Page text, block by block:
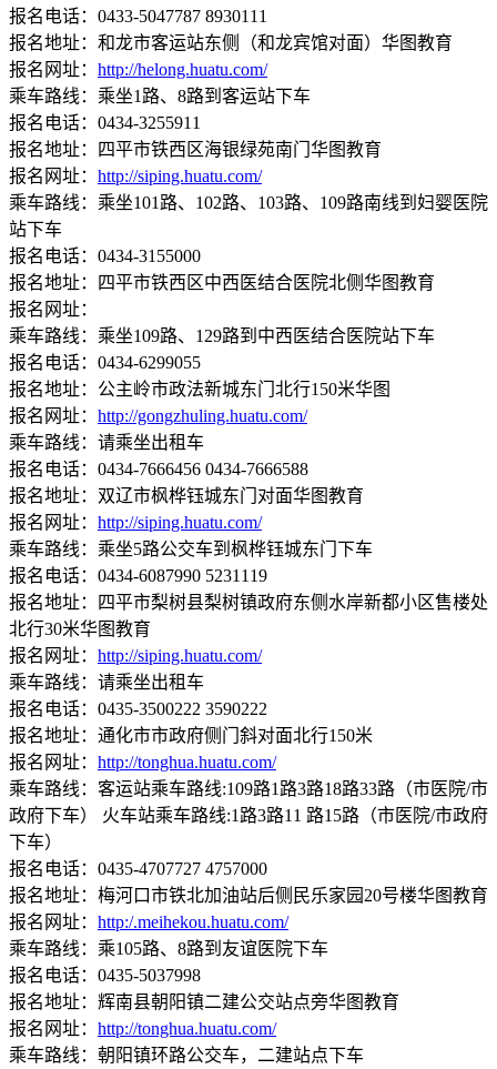
报名电话：0433-5047787 8930111
报名地址：和龙市客运站东侧（和龙宾馆对面）华图教育
报名网址： http://helong.huatu.com/
乘车路线：乘坐1路、8路到客运站下车
报名电话：0434-3255911
报名地址：四平市铁西区海银绿苑南门华图教育
报名网址： http://siping.huatu.com/
乘车路线：乘坐101路、102路、103路、109路南线到妇婴医院
站下车
报名电话：0434-3155000
报名地址：四平市铁西区中西医结合医院北侧华图教育
报名网址：
乘车路线：乘坐109路、129路到中西医结合医院站下车
报名电话：0434-6299055
报名地址：公主岭市政法新城东门北行150米华图
报名网址： http://gongzhuling.huatu.com/
乘车路线：请乘坐出租车
报名电话：0434-7666456 0434-7666588
报名地址：双辽市枫桦钰城东门对面华图教育
报名网址： http://siping.huatu.com/
乘车路线：乘坐5路公交车到枫桦钰城东门下车
报名电话：0434-6087990 5231119
报名地址：四平市梨树县梨树镇政府东侧水岸新都小区售楼处
北行30米华图教育
报名网址： http://siping.huatu.com/
乘车路线：请乘坐出租车
报名电话：0435-3500222 3590222
报名地址：通化市市政府侧门斜对面北行150米
报名网址： http://tonghua.huatu.com/
乘车路线：客运站乘车路线:109路1路3路18路33路（市医院/市
政府下车） 火车站乘车路线:1路3路11 路15路（市医院/市政府
下车）
报名电话：0435-4707727 4757000
报名地址：梅河口市铁北加油站后侧民乐家园20号楼华图教育
报名网址： http:/.meihekou.huatu.com/
乘车路线：乘105路、8路到友谊医院下车
报名电话：0435-5037998
报名地址：辉南县朝阳镇二建公交站点旁华图教育
报名网址： http://tonghua.huatu.com/
乘车路线：朝阳镇环路公交车，二建站点下车